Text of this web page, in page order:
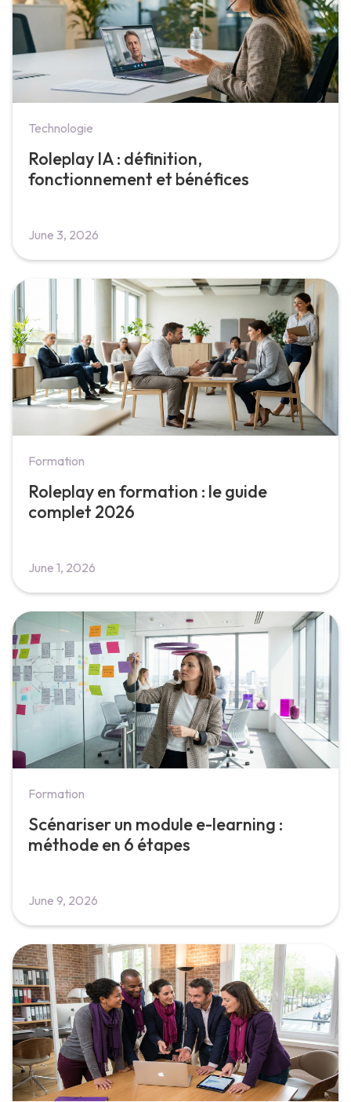
Technologie
Roleplay IA : définition,
fonctionnement et bénéfices
June 3, 2026
Formation
Roleplay en formation : le guide
complet 2026
June 1, 2026
Formation
Scénariser un module e-learning :
méthode en 6 étapes
June 9, 2026